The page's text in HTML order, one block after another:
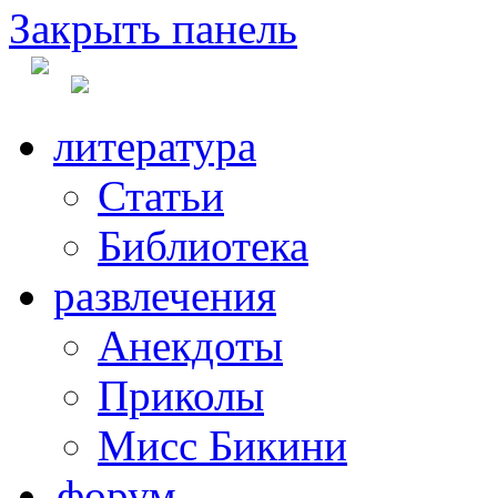
Закрыть панель
литература
Статьи
Библиотека
развлечения
Анекдоты
Приколы
Мисс Бикини